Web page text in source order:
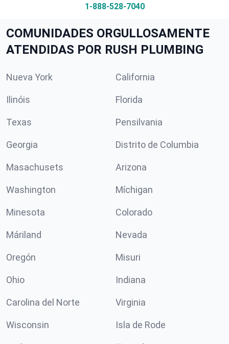
1-888-528-7040
COMUNIDADES ORGULLOSAMENTE
ATENDIDAS POR RUSH PLUMBING
Nueva York California
Ilinóis Florida
Texas Pensilvania
Georgia Distrito de Columbia
Masachusets Arizona
Washington Míchigan
Minesota Colorado
Máriland Nevada
Oregón Misuri
Ohio Indiana
Carolina del Norte Virginia
Wisconsin Isla de Rode